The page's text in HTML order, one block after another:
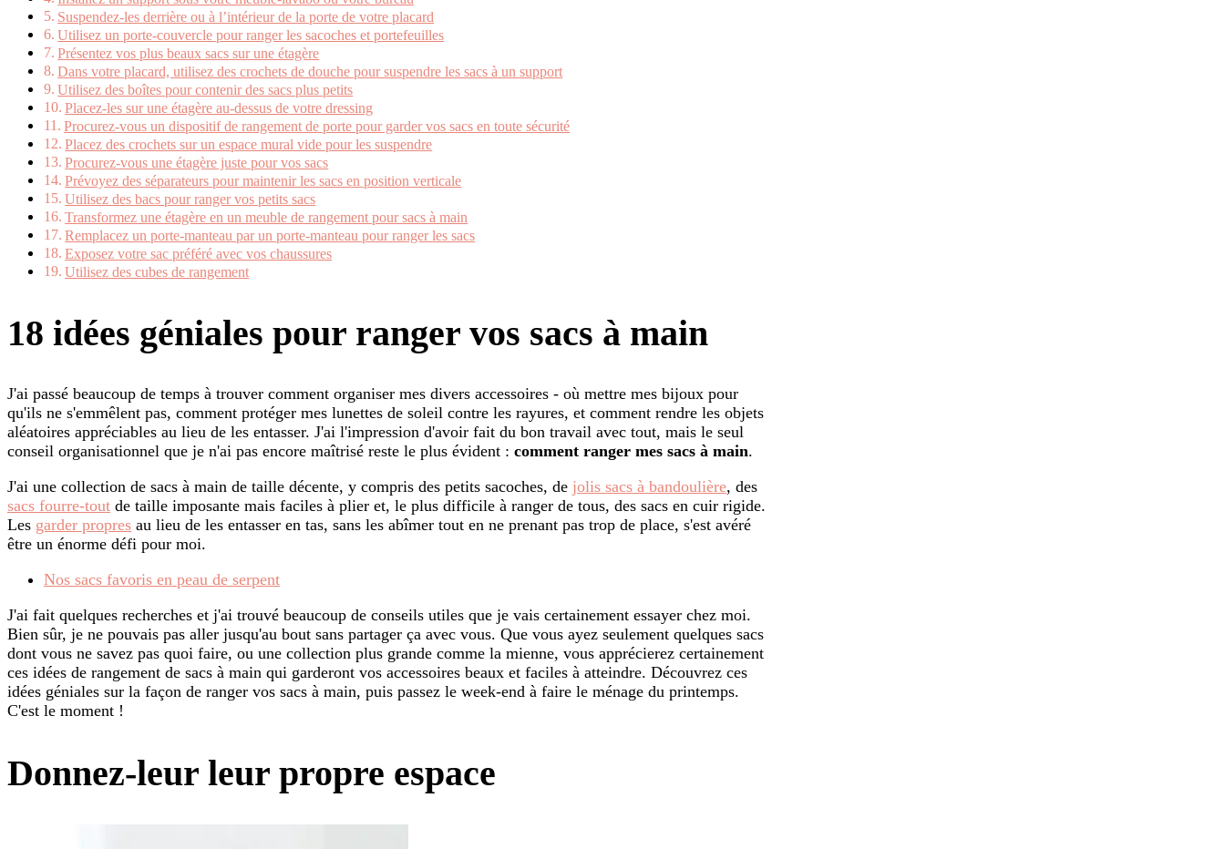
Suspendez-les derrière ou à l’intérieur de la porte de votre placard
Utilisez un porte-couvercle pour ranger les sacoches et portefeuilles
Présentez vos plus beaux sacs sur une étagère
Dans votre placard, utilisez des crochets de douche pour suspendre les sacs à un support
Utilisez des boîtes pour contenir des sacs plus petits
Placez-les sur une étagère au-dessus de votre dressing
Procurez-vous un dispositif de rangement de porte pour garder vos sacs en toute sécurité
Placez des crochets sur un espace mural vide pour les suspendre
Procurez-vous une étagère juste pour vos sacs
Prévoyez des séparateurs pour maintenir les sacs en position verticale
Utilisez des bacs pour ranger vos petits sacs
Transformez une étagère en un meuble de rangement pour sacs à main
Remplacez un porte-manteau par un porte-manteau pour ranger les sacs
Exposez votre sac préféré avec vos chaussures
Utilisez des cubes de rangement
18 idées géniales pour ranger vos sacs à main
J'ai passé beaucoup de temps à trouver comment organiser mes divers accessoires - où mettre mes bijoux pour
qu'ils ne s'emmêlent pas, comment protéger mes lunettes de soleil contre les rayures, et comment rendre les objets
aléatoires appréciables au lieu de les entasser. J'ai l'impression d'avoir fait du bon travail avec tout, mais le seul
conseil organisationnel que je n'ai pas encore maîtrisé reste le plus évident : comment ranger mes sacs à main.
J'ai une collection de sacs à main de taille décente, y compris des petits sacoches, de jolis sacs à bandoulière, des
sacs fourre-tout de taille imposante mais faciles à plier et, le plus difficile à ranger de tous, des sacs en cuir rigide.
Les garder propres au lieu de les entasser en tas, sans les abîmer tout en ne prenant pas trop de place, s'est avéré
être un énorme défi pour moi.
Nos sacs favoris en peau de serpent
J'ai fait quelques recherches et j'ai trouvé beaucoup de conseils utiles que je vais certainement essayer chez moi.
Bien sûr, je ne pouvais pas aller jusqu'au bout sans partager ça avec vous. Que vous ayez seulement quelques sacs
dont vous ne savez pas quoi faire, ou une collection plus grande comme la mienne, vous apprécierez certainement
ces idées de rangement de sacs à main qui garderont vos accessoires beaux et faciles à atteindre. Découvrez ces
idées géniales sur la façon de ranger vos sacs à main, puis passez le week-end à faire le ménage du printemps.
C'est le moment !
Donnez-leur leur propre espace